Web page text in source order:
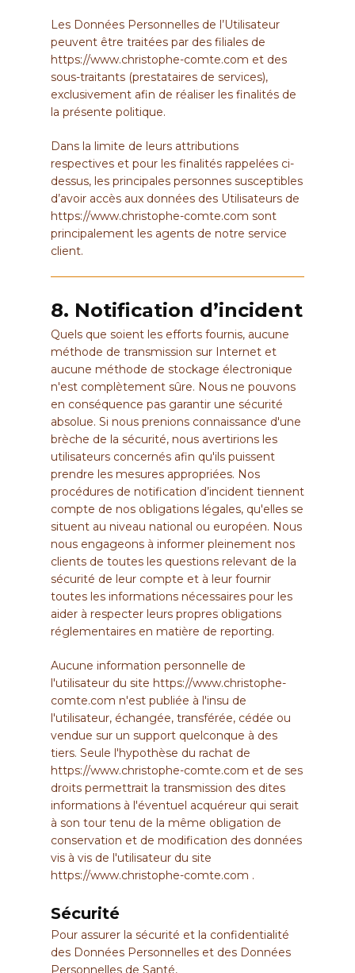
Les Données Personnelles de l’Utilisateur
peuvent être traitées par des filiales de
https://www.christophe-comte.com et des
sous-traitants (prestataires de services),
exclusivement afin de réaliser les finalités de
la présente politique.
Dans la limite de leurs attributions
respectives et pour les finalités rappelées ci-
dessus, les principales personnes susceptibles
d’avoir accès aux données des Utilisateurs de
https://www.christophe-comte.com sont
principalement les agents de notre service
client.
8. Notification d’incident
Quels que soient les efforts fournis, aucune
méthode de transmission sur Internet et
aucune méthode de stockage électronique
n'est complètement sûre. Nous ne pouvons
en conséquence pas garantir une sécurité
absolue. Si nous prenions connaissance d'une
brèche de la sécurité, nous avertirions les
utilisateurs concernés afin qu'ils puissent
prendre les mesures appropriées. Nos
procédures de notification d’incident tiennent
compte de nos obligations légales, qu'elles se
situent au niveau national ou européen. Nous
nous engageons à informer pleinement nos
clients de toutes les questions relevant de la
sécurité de leur compte et à leur fournir
toutes les informations nécessaires pour les
aider à respecter leurs propres obligations
réglementaires en matière de reporting.
Aucune information personnelle de
l'utilisateur du site https://www.christophe-
comte.com n'est publiée à l'insu de
l'utilisateur, échangée, transférée, cédée ou
vendue sur un support quelconque à des
tiers. Seule l'hypothèse du rachat de
https://www.christophe-comte.com et de ses
droits permettrait la transmission des dites
informations à l'éventuel acquéreur qui serait
à son tour tenu de la même obligation de
conservation et de modification des données
vis à vis de l'utilisateur du site
https://www.christophe-comte.com .
Sécurité
Pour assurer la sécurité et la confidentialité
des Données Personnelles et des Données
Personnelles de Santé,